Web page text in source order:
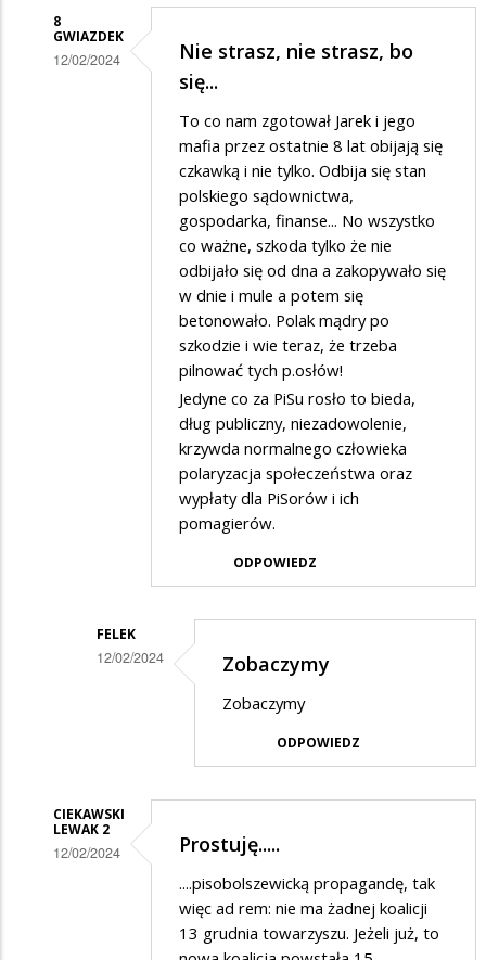
8
GWIAZDEK
12/02/2024
Nie strasz, nie strasz, bo
się...
To co nam zgotował Jarek i jego
mafia przez ostatnie 8 lat obijają się
czkawką i nie tylko. Odbija się stan
polskiego sądownictwa,
gospodarka, finanse... No wszystko
co ważne, szkoda tylko że nie
odbijało się od dna a zakopywało się
w dnie i mule a potem się
betonowało. Polak mądry po
szkodzie i wie teraz, że trzeba
pilnować tych p.osłów!
Jedyne co za PiSu rosło to bieda,
dług publiczny, niezadowolenie,
krzywda normalnego człowieka
polaryzacja społeczeństwa oraz
wypłaty dla PiSorów i ich
pomagierów.
ODPOWIEDZ
FELEK
12/02/2024
w
odpowiedzi
Zobaczymy
Zobaczymy
ODPOWIEDZ
CIEKAWSKI
LEWAK 2
12/02/2024 Prostuję.....
....pisobolszewicką propagandę, tak
więc ad rem: nie ma żadnej koalicji
13 grudnia towarzyszu. Jeżeli już, to